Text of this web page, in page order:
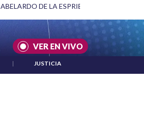
ABELARDO DE LA ESPRIELLA Y DMG
VER EN VIVO
| JUSTICIA